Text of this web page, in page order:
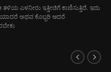
ಎಳನೀರು ಇತ್ತೀಚಿಗೆ ಕಾಣಿಸುತ್ತಿದೆ. ಇದು
ಅಥವ ಕೊಬ್ಬರಿ ಆದರೆ